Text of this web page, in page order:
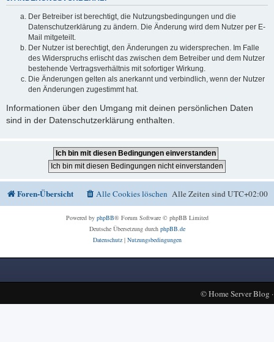
Der Betreiber ist berechtigt, die Nutzungsbedingungen und die
Datenschutzerklärung zu ändern. Die Änderung wird dem Nutzer per E-
Mail mitgeteilt.
Der Nutzer ist berechtigt, den Änderungen zu widersprechen. Im Falle
des Widerspruchs erlischt das zwischen dem Betreiber und dem Nutzer
bestehende Vertragsverhältnis mit sofortiger Wirkung.
Die Änderungen gelten als anerkannt und verbindlich, wenn der Nutzer
den Änderungen zugestimmt hat.
Informationen über den Umgang mit deinen persönlichen Daten
sind in der Datenschutzerklärung enthalten.
Foren-Übersicht Alle Zeiten sindUTC+02:00
Alle Cookies löschen
Powered by phpBB® Forum Software © phpBB Limited
Deutsche Übersetzung durch phpBB.de
Datenschutz| Nutzungsbedingungen
©Home Server Blog